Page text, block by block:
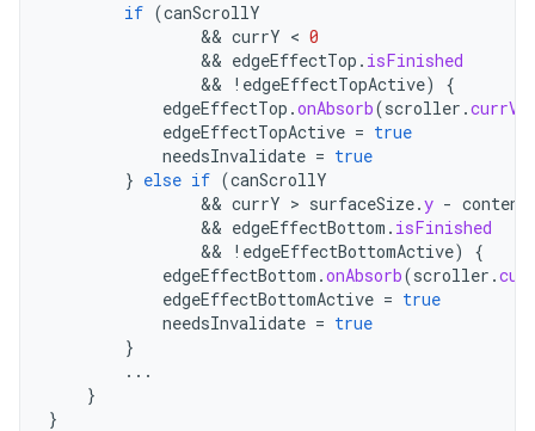
if (canScrollY
&& currY < 0
&& edgeEffectTop . isFinished
&&
! edgeEffectTopActive)
{
edgeEffectTop .onAbsorb(scroller .
edgeEffectTopActive = true
needsInvalidate = true
} else if (canScrollY
&& currY > surfaceSize.y -
&& edgeEffectBottom . isFinished
&&
! edgeEffectBottomActive)
{
edgeEffectBottom .onAbsorb(scroller .
edgeEffectBottomActive = true
needsInvalidate = true
}
...
}
}